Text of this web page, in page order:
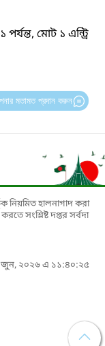
মোট ১ এন্ট্রি
মতামত প্রদান করুন
নিয়মিত হালনাগাদ করা
সংশ্লিষ্ট দপ্তর সর্বদা
জুন, ২০২৬ এ ১১:৪০:২৫